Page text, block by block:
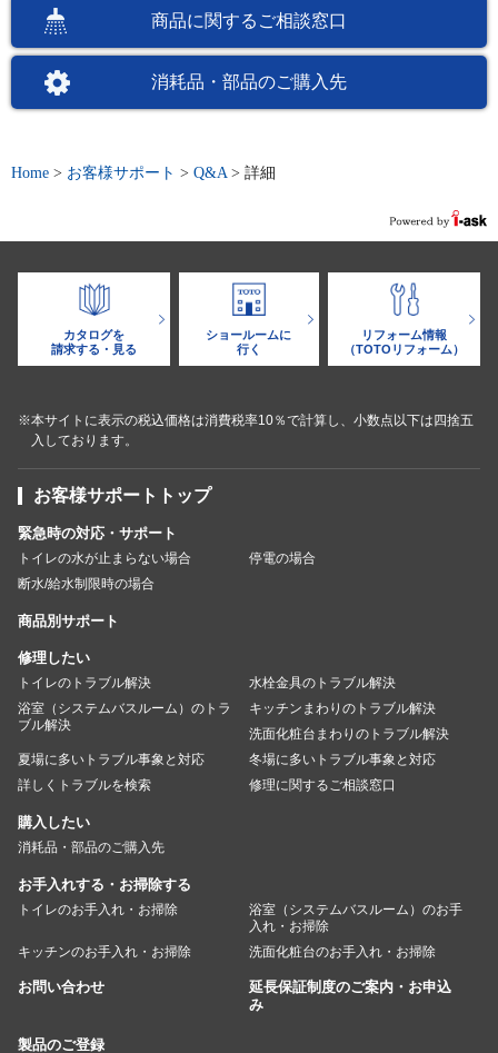
商品に関するご相談窓口
消耗品・部品のご購入先
Home > お客様サポート > Q&A > 詳細
カタログを
請求する・見る
ショールームに
行く
リフォーム情報
（TOTOリフォーム）
※本サイトに表示の税込価格は消費税率10％で計算し、小数点以下は四捨五
入しております。
お客様サポートトップ
緊急時の対応・サポート
トイレの水が止まらない場合
停電の場合
断水/給水制限時の場合
商品別サポート
修理したい
トイレのトラブル解決
水栓金具のトラブル解決
浴室（システムバスルーム）のトラ
ブル解決
キッチンまわりのトラブル解決
洗面化粧台まわりのトラブル解決
夏場に多いトラブル事象と対応
冬場に多いトラブル事象と対応
詳しくトラブルを検索
修理に関するご相談窓口
購入したい
消耗品・部品のご購入先
お手入れする・お掃除する
トイレのお手入れ・お掃除
浴室（システムバスルーム）のお手
入れ・お掃除
キッチンのお手入れ・お掃除
洗面化粧台のお手入れ・お掃除
お問い合わせ
延長保証制度のご案内・お申込
み
製品のご登録